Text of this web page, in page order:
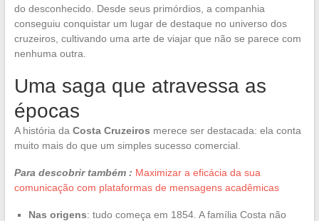
do desconhecido. Desde seus primórdios, a companhia
conseguiu conquistar um lugar de destaque no universo dos
cruzeiros, cultivando uma arte de viajar que não se parece com
nenhuma outra.
Uma saga que atravessa as
épocas
A história da Costa Cruzeiros merece ser destacada: ela conta
muito mais do que um simples sucesso comercial.
Para descobrir também : Maximizar a eficácia da sua
comunicação com plataformas de mensagens acadêmicas
Nas origens: tudo começa em 1854. A família Costa não